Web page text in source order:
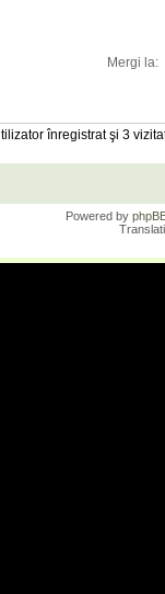
Mergi la:
înregistrat şi 3
Powered by